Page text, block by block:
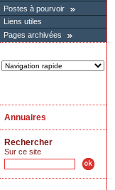
Postes à pourvoir
Liens utiles
Pages archivées
Annuaires
Rechercher
Sur ce site